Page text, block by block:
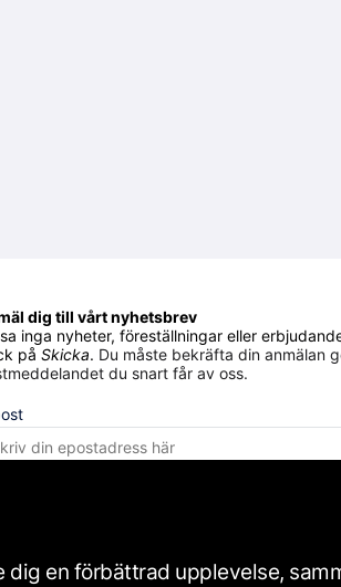
dig till vårt nyhetsbrev
inga nyheter, föreställningar eller
på Skicka. Du måste bekräfta din anmälan
du snart får av oss.
Dansteaters personuppgiftspolicy
dig en förbättrad upplevelse,